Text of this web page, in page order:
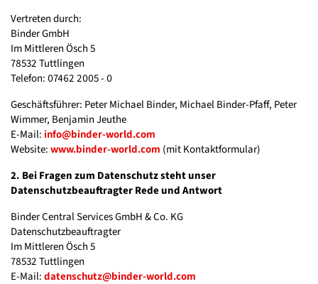
Vertreten durch:
Binder GmbH
Im Mittleren Ösch 5
78532 Tuttlingen
Telefon: 07462 2005 - 0
Geschäftsführer: Peter Michael Binder, Michael Binder-Pfaff, Peter
Wimmer, Benjamin Jeuthe
E-Mail: info@binder-world.com
Website: www.binder-world.com (mit Kontaktformular)
2. Bei Fragen zum Datenschutz steht unser
Datenschutzbeauftragter Rede und Antwort
Binder Central Services GmbH & Co. KG
Datenschutzbeauftragter
Im Mittleren Ösch 5
78532 Tuttlingen
E-Mail: datenschutz@binder-world.com